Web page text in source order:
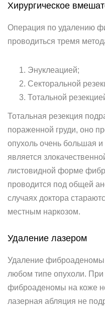
Хирургическое
Операция по удалению
проводиться тремя
Энуклеацией;
Секторальной
Тотальной
Тотальная резекция
пораженной груди, оно
опухоль очень большая
является
листовидной форме
проводится под общей
случаях доктора
местным наркозом.
Удаление лазером
Удаление фиброаденомы
любом типе опухоли.
фиброаденомы на коже
лазерная абляция не